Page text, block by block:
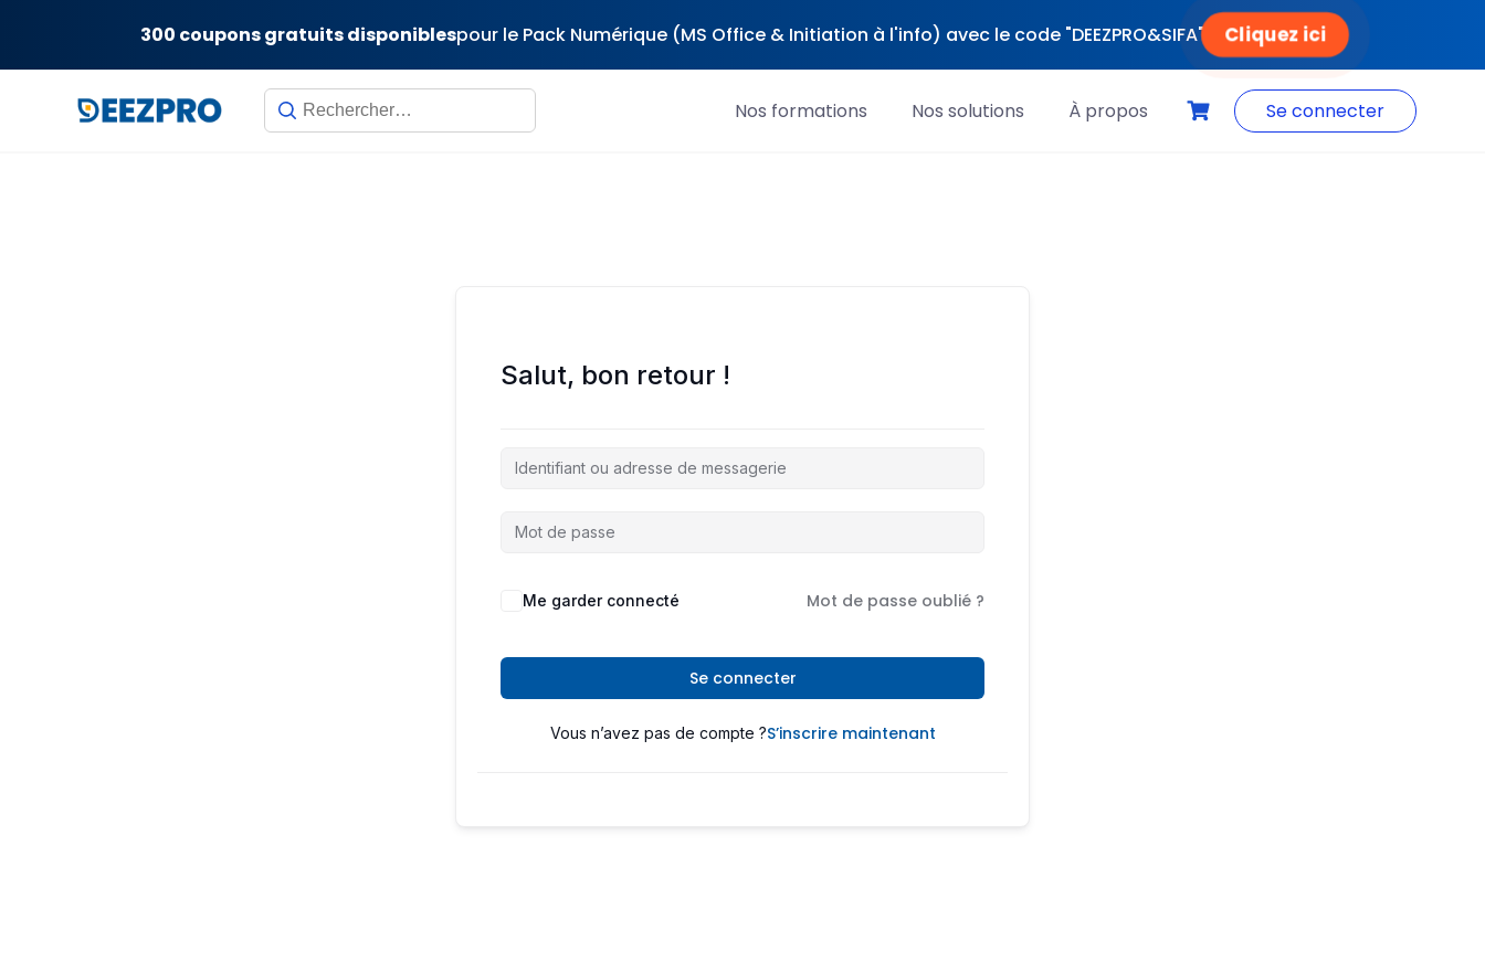
300 coupons gratuits disponiblespour le Pack Numérique (MS Office & Initiation à l'info) avec le code "DEEZPRO&SIFA" Cliquez ici
Nos formations Nos solutions À propos Se connecter
Salut, bon retour !
Me garder connecté Mot de passe oublié ?
Se connecter
Vous n’avez pas de compte ?S’inscrire maintenant